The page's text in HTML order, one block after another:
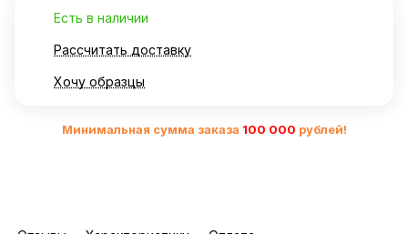
Есть в наличии
Рассчитать доставку
Хочу образцы
Минимальная сумма заказа 100 000 рублей!